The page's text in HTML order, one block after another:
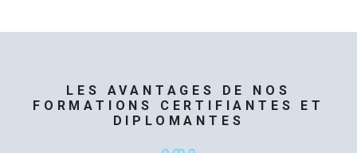
LES AVANTAGES DE NOS
FORMATIONS CERTIFIANTES ET
DIPLOMANTES